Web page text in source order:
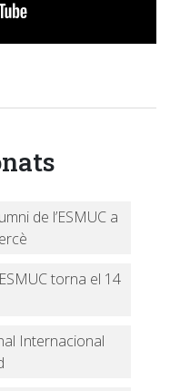
de l’ESMUC a
torna el 14
Internacional